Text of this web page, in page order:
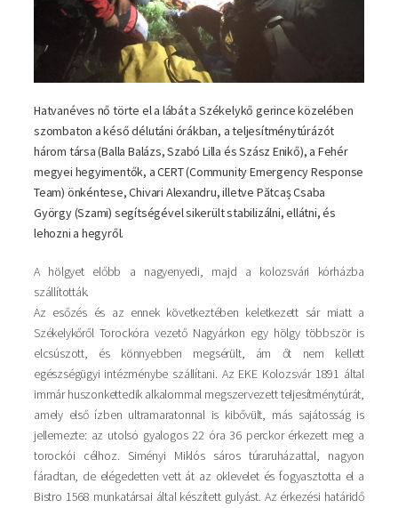
Hatvanéves nő törte el a lábát a Székelykő gerince közelében
szombaton a késő délutáni órákban, a teljesítménytúrázót
három társa (Balla Balázs, Szabó Lilla és Szász Enikő), a Fehér
megyei hegyimentők, a CERT (Community Emergency Response
Team) önkéntese, Chivari Alexandru, illetve Pătcaș Csaba
György (Szami) segítségével sikerült stabilizálni, ellátni, és
lehozni a hegyről.
A hölgyet előbb a nagyenyedi, majd a kolozsvári kórházba
szállították.
Az esőzés és az ennek következtében keletkezett sár miatt a
Székelykőről Torockóra vezető Nagyárkon egy hölgy többször is
elcsúszott, és könnyebben megsérült, ám őt nem kellett
egészségügyi intézménybe szállítani. Az EKE Kolozsvár 1891 által
immár huszonkettedik alkalommal megszervezett teljesítménytúrát,
amely első ízben ultramaratonnal is kibővült, más sajátosság is
jellemezte: az utolsó gyalogos 22 óra 36 perckor érkezett meg a
torockói célhoz. Siményi Miklós sáros túraruházattal, nagyon
fáradtan, de elégedetten vett át az oklevelet és fogyasztotta el a
Bistro 1568 munkatársai által készített gulyást. Az érkezési határidő